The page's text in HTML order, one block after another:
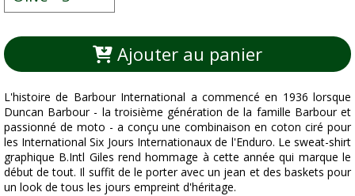
Ajouter au panier
L'histoire de Barbour International a commencé en 1936 lorsque
Duncan Barbour - la troisième génération de la famille Barbour et
passionné de moto - a conçu une combinaison en coton ciré pour
les International Six Jours Internationaux de l'Enduro. Le sweat-shirt
graphique B.Intl Giles rend hommage à cette année qui marque le
début de tout. Il suffit de le porter avec un jean et des baskets pour
un look de tous les jours empreint d'héritage.